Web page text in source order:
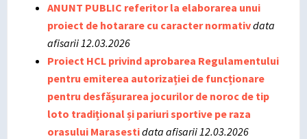
ANUNT PUBLIC referitor la elaborarea unui
proiect de hotarare cu caracter normativdata
afisarii 12.03.2026
Proiect HCL privind aprobarea Regulamentului
pentru emiterea autorizației de funcționare
pentru desfășurarea jocurilor de noroc de tip
loto tradițional și pariuri sportive pe raza
orasului Marasestidata afisarii 12.03.2026